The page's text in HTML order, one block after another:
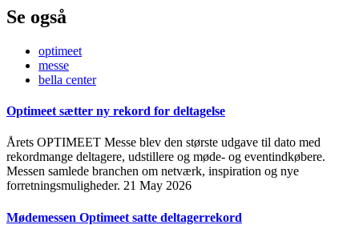
Se også
optimeet
messe
bella center
Optimeet sætter ny rekord for deltagelse
Årets OPTIMEET Messe blev den største udgave til dato med
rekordmange deltagere, udstillere og møde- og eventindkøbere.
Messen samlede branchen om netværk, inspiration og nye
forretningsmuligheder. 21 May 2026
Mødemessen Optimeet satte deltagerrekord